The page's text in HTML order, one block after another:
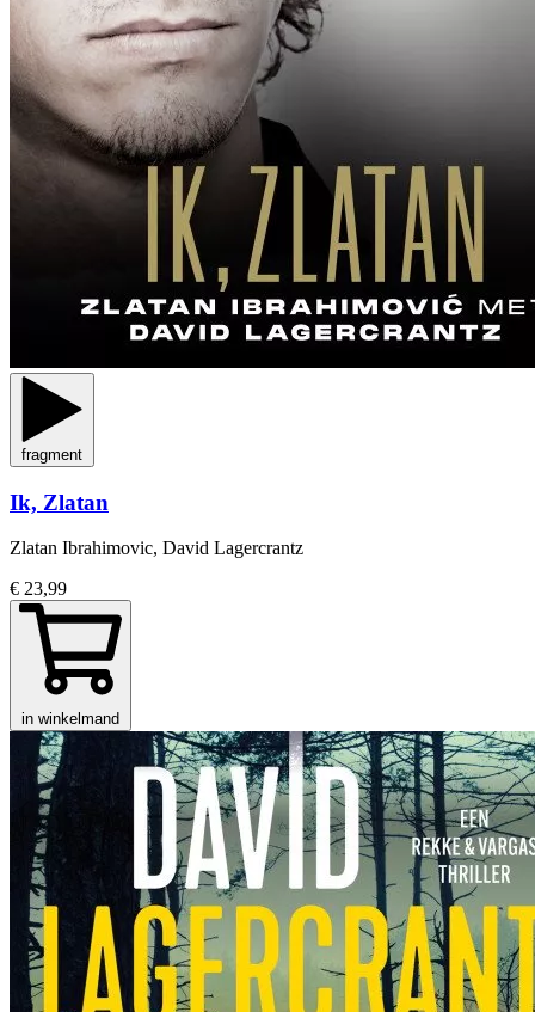
fragment
Ik, Zlatan
Zlatan Ibrahimovic, David Lagercrantz
€ 23,99
in winkelmand